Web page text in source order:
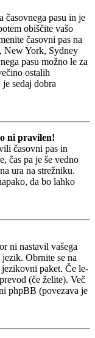
časovnega pasu in je
obiščite vašo
časovni pas na
New York, Sydney
pasu možno le za
ostalih
sedaj dobra
ni pravilen!
časovni pas in
čas pa je še vedno
ura na strežniku.
da bo lahko
ni nastavil vašega
Obrnite se na
paket. Če le-
(če želite). Več
phpBB (povezava je